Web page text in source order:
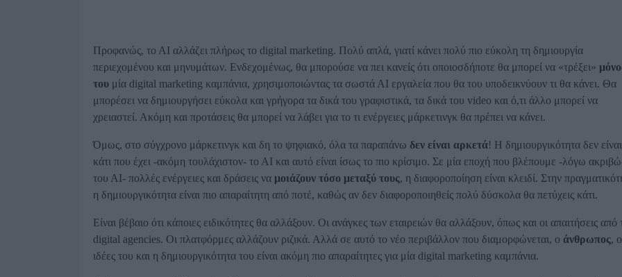
Προφανώς, το ΑΙ αλλάζει πλήρως το digital marketing. Πολύ απλά, γιατί κάνει πολύ πιο εύκολη τη δημιουργία
περιεχομένου και μηνυμάτων. Ενδεχομένως, θα μπορούσε να πει κανείς ότι οποιοσδήποτε θα μπορεί να «τρέξει»
του μία digital marketing καμπάνια, χρησιμοποιώντας τα σωστά ΑΙ εργαλεία που θα του υποδεικνύουν τι θα κάνει. Θα
μπορέσει να δημιουργήσει εύκολα και γρήγορα τα δικά του γραφιστικά, τα δικά του video και ό,τι άλλο μπορεί να
χρειαστεί. Ακόμη και προτάσεις θα μπορεί να λάβει για το τι ενέργειες μάρκετινγκ θα πρέπει να κάνει.
Όμως, στο σύγχρονο μάρκετινγκ και δη το ψηφιακό, όλα τα παραπάνω δεν είναι αρκετά! Η δημιουργικότητα δεν είναι
κάτι που έχει -ακόμη τουλάχιστον- το ΑΙ και αυτό είναι ίσως το πιο κρίσιμο. Σε μία εποχή που βλέπουμε -λόγω
του ΑΙ- πολλές ενέργειες και δράσεις να μοιάζουν τόσο μεταξύ τους, η διαφοροποίηση είναι κλειδί. Στην
η δημιουργικότητα είναι πιο απαραίτητη από ποτέ, καθώς αν δεν διαφοροποιηθείς πολύ δύσκολα θα πετύχεις κάτι.
Είναι βέβαιο ότι κάποιες ειδικότητες θα αλλάξουν. Οι ανάγκες των εταιρειών θα αλλάξουν, όπως και οι απαιτήσεις από
digital agencies. Οι πλατφόρμες αλλάζουν ριζικά. Αλλά σε αυτό το νέο περιβάλλον που διαμορφώνεται, ο άνθρωπος,
ιδέες του και η δημιουργικότητα του είναι ακόμη πιο απαραίτητες για μία digital marketing καμπάνια.